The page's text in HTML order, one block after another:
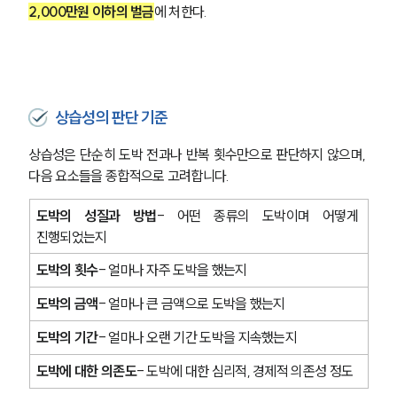
2,000만원 이하의 벌금에 처한다.
상습성의 판단 기준
상습성은 단순히 도박 전과나 반복 횟수만으로 판단하지 않으며,
다음 요소들을 종합적으로 고려합니다.
도박의 성질과 방법- 어떤 종류의 도박이며 어떻게
진행되었는지
도박의 횟수- 얼마나 자주 도박을 했는지
도박의 금액- 얼마나 큰 금액으로 도박을 했는지
도박의 기간- 얼마나 오랜 기간 도박을 지속했는지
도박에 대한 의존도- 도박에 대한 심리적, 경제적 의존성 정도